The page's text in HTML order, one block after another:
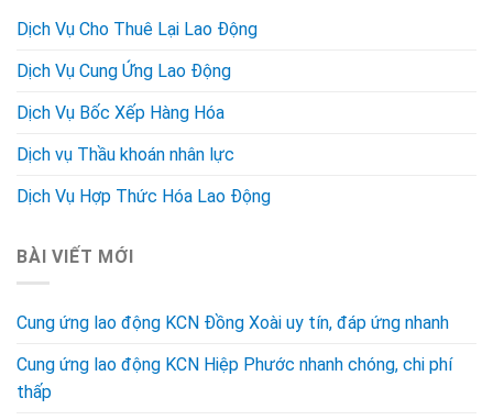
Dịch Vụ Cho Thuê Lại Lao Động
Dịch Vụ Cung Ứng Lao Động
Dịch Vụ Bốc Xếp Hàng Hóa
Dịch vụ Thầu khoán nhân lực
Dịch Vụ Hợp Thức Hóa Lao Động
BÀI VIẾT MỚI
Cung ứng lao động KCN Đồng Xoài uy tín, đáp ứng nhanh
Cung ứng lao động KCN Hiệp Phước nhanh chóng, chi phí
thấp